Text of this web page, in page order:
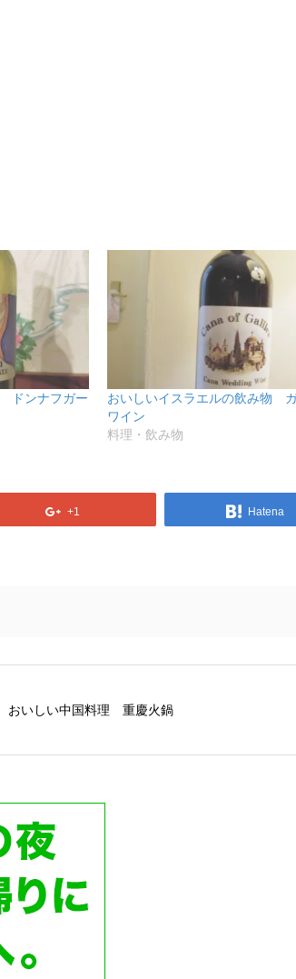
ドンナフガー
おいしいイスラエルの飲み物
ワイン
料理・飲み物
+1 Hatena
おいしい中国料理 重慶火鍋